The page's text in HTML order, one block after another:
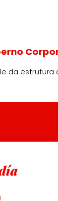
da estrutura
club
contacto